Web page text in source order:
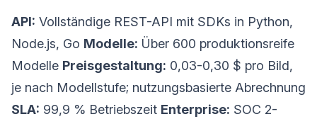
API: Vollständige REST-API mit SDKs in Python,
Node.js, Go Modelle: Über 600 produktionsreife
Modelle Preisgestaltung: 0,03-0,30 $ pro Bild,
je nach Modellstufe; nutzungsbasierte Abrechnung
SLA: 99,9 % Betriebszeit Enterprise: SOC 2-